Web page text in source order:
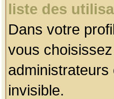
liste des
Dans votre
vous choisissez
invisible.